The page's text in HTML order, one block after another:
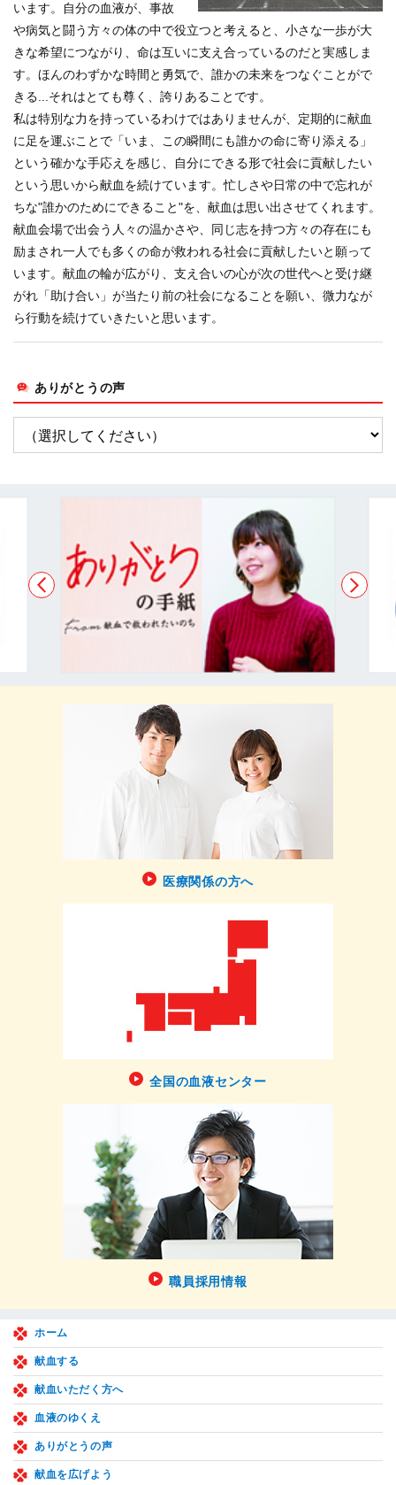
います。自分の血液が、事故
や病気と闘う方々の体の中で役立つと考えると、小さな一歩が大
きな希望につながり、命は互いに支え合っているのだと実感しま
す。ほんのわずかな時間と勇気で、誰かの未来をつなぐことがで
きる...それはとても尊く、誇りあることです。
私は特別な力を持っているわけではありませんが、定期的に献血
に足を運ぶことで「いま、この瞬間にも誰かの命に寄り添える」
という確かな手応えを感じ、自分にできる形で社会に貢献したい
という思いから献血を続けています。忙しさや日常の中で忘れが
ちな"誰かのためにできること"を、献血は思い出させてくれます。
献血会場で出会う人々の温かさや、同じ志を持つ方々の存在にも
励まされ一人でも多くの命が救われる社会に貢献したいと願って
います。献血の輪が広がり、支え合いの心が次の世代へと受け継
がれ「助け合い」が当たり前の社会になることを願い、微力なが
ら行動を続けていきたいと思います。
ありがとうの声
医療関係の方へ
全国の血液センター
職員採用情報
ホーム
献血する
献血いただく方へ
血液のゆくえ
ありがとうの声
献血を広げよう